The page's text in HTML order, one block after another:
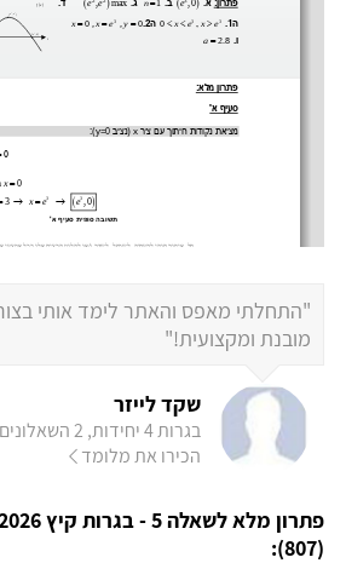
"התחלתי מאפס והאתר לימד אותי
מובנת ומקצועית!"
שקד לייזר
בגרות 4 יחידות, 2 השאלונים, ציון 97
הכירו את מלומד
(807):